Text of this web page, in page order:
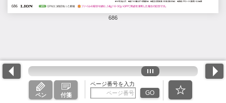
686
ペン 付箋
ページ番号を入力
GO